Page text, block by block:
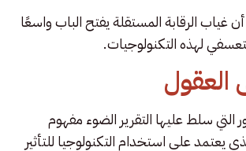
غياب الرقابة المستقلة يفتح الباب واسعًا
لهذه التكنولوجيات.
العقول
التي سلط عليها التقرير الضوء مفهوم
يعتمد على استخدام التكنولوجيا للتأثير